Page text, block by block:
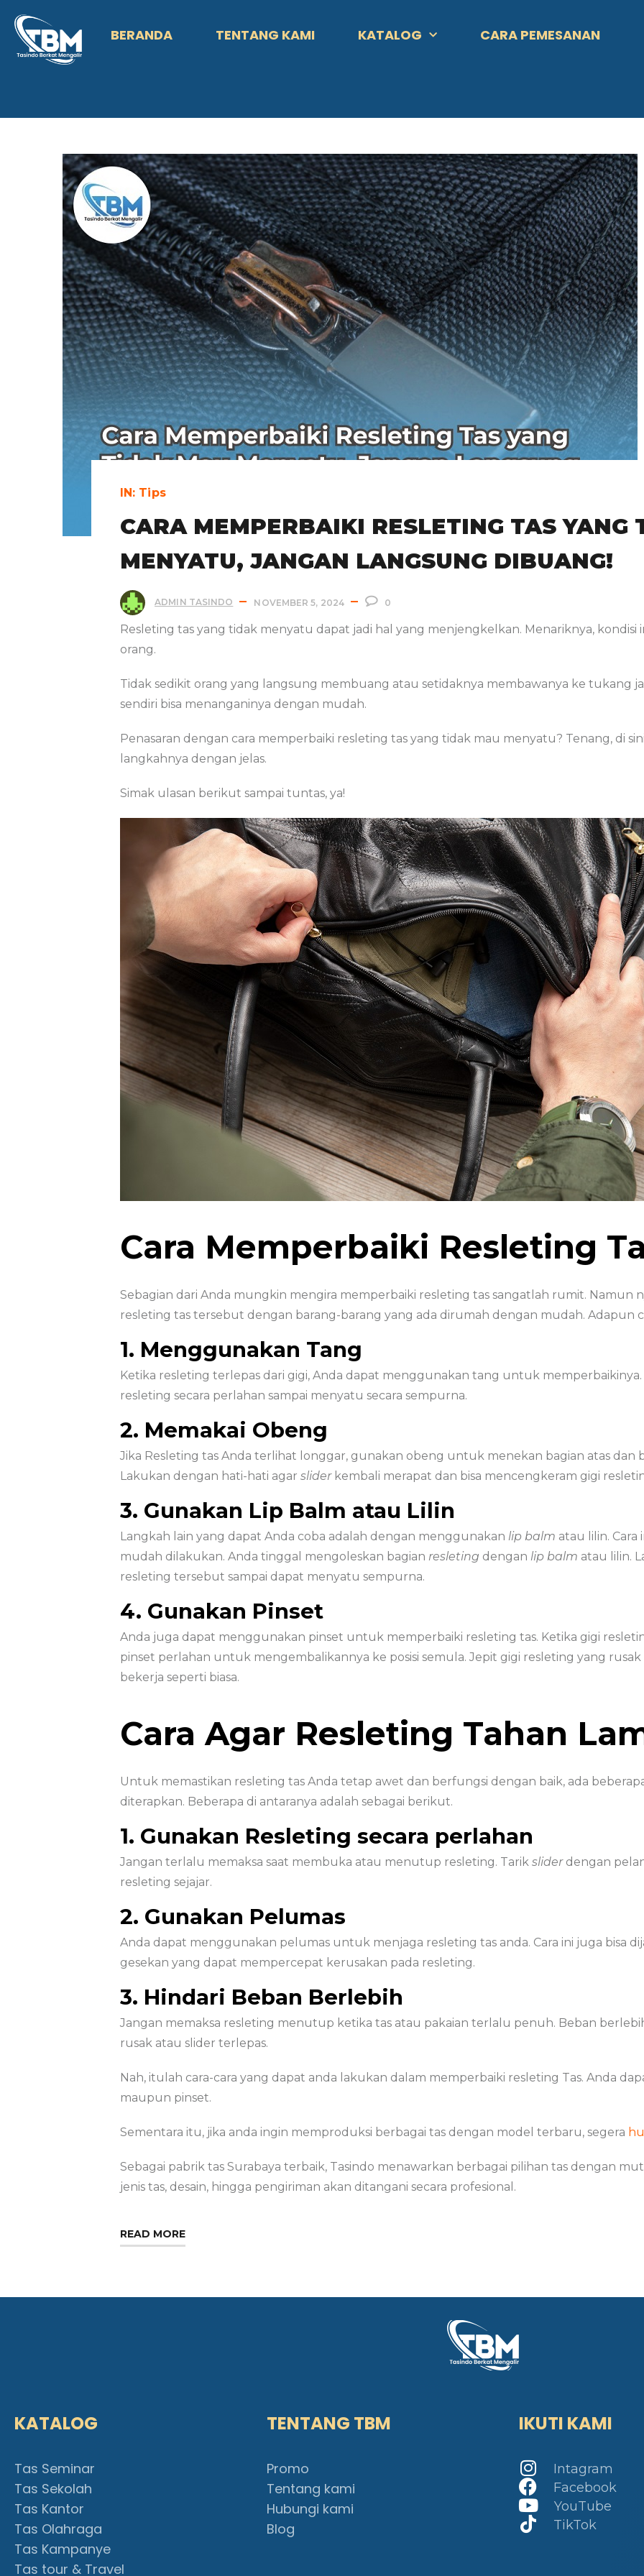
BERANDA TENTANG KAMI KATALOG CARA PEMESANAN
IN: Tips
CARA MEMPERBAIKI RESLETING TAS YANG
MENYATU, JANGAN LANGSUNG DIBUANG!
ADMIN TASINDO NOVEMBER 5, 2024 0
Resleting tas yang tidak menyatu dapat jadi hal yang menjengkelkan. Menariknya, kondisi
orang.
Tidak sedikit orang yang langsung membuang atau setidaknya membawanya ke tukang
sendiri bisa menanganinya dengan mudah.
Penasaran dengan cara memperbaiki resleting tas yang tidak mau menyatu? Tenang, di
langkahnya dengan jelas.
Simak ulasan berikut sampai tuntas, ya!
Cara Memperbaiki Resleting
Sebagian dari Anda mungkin mengira memperbaiki resleting tas sangatlah rumit. Namun
resleting tas tersebut dengan barang-barang yang ada dirumah dengan mudah. Adapun
1. Menggunakan Tang
Ketika resleting terlepas dari gigi, Anda dapat menggunakan tang untuk
resleting secara perlahan sampai menyatu secara sempurna.
2. Memakai Obeng
Jika Resleting tas Anda terlihat longgar, gunakan obeng untuk menekan bagian atas dan
Lakukan dengan hati-hati agar slider kembali merapat dan bisa mencengkeram gigi
3. Gunakan Lip Balm atau Lilin
Langkah lain yang dapat Anda coba adalah dengan menggunakan lip balm atau lilin.
mudah dilakukan. Anda tinggal mengoleskan bagian resleting dengan lip balm atau lilin.
resleting tersebut sampai dapat menyatu sempurna.
4. Gunakan Pinset
Anda juga dapat menggunakan pinset untuk memperbaiki resleting tas. Ketika gigi
pinset perlahan untuk mengembalikannya ke posisi semula. Jepit gigi resleting yang
bekerja seperti biasa.
Cara Agar Resleting Tahan
Untuk memastikan resleting tas Anda tetap awet dan berfungsi dengan baik, ada
diterapkan. Beberapa di antaranya adalah sebagai berikut.
1. Gunakan Resleting secara perlahan
Jangan terlalu memaksa saat membuka atau menutup resleting. Tarik slider dengan
resleting sejajar.
2. Gunakan Pelumas
Anda dapat menggunakan pelumas untuk menjaga resleting tas anda. Cara ini juga bisa
gesekan yang dapat mempercepat kerusakan pada resleting.
3. Hindari Beban Berlebih
Jangan memaksa resleting menutup ketika tas atau pakaian terlalu penuh. Beban
rusak atau slider terlepas.
Nah, itulah cara-cara yang dapat anda lakukan dalam memperbaiki resleting Tas. Anda
maupun pinset.
Sementara itu, jika anda ingin memproduksi berbagai tas dengan model terbaru, segera
Sebagai pabrik tas Surabaya terbaik, Tasindo menawarkan berbagai pilihan tas dengan
jenis tas, desain, hingga pengiriman akan ditangani secara profesional.
READ MORE
KATALOG
Tas Seminar
Tas Sekolah
Tas Kantor
Tas Olahraga
Tas Kampanye
Tas tour & Travel
TENTANG TBM
Promo
Tentang kami
Hubungi kami
Blog
IKUTI KAMI
Intagram
Facebook
YouTube
TikTok